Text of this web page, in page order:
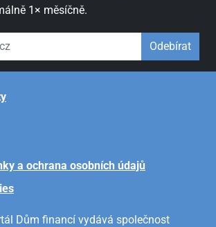
1× měsíčně.
Odebírat
a ochrana osobních údajů
Dům financí vydává společnost